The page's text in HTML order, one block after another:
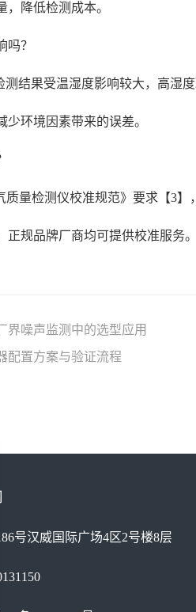
降低检测成本。
？
结果受温湿度影响较大，高湿
环境因素带来的误差。
质量检测仪校准规范》要求【3
规品牌厂商均可提供校准服务。
界噪声监测中的选型应用
配置方案与验证流程
号汉威国际广场4区2号楼8层